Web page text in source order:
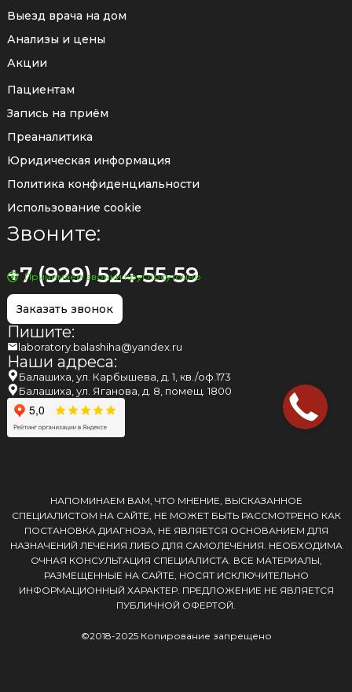
Выезд врача на дом
Анализы и цены
Акции
Пациентам
Запись на приём
Преаналитика
Юридическая информация
Политика конфиденциальности
Использование cookie
Звоните:
+7 (929) 524-55-59
Принимаем звонки круглосуточно
Заказать звонок
Пишите:
laboratory.balashiha@yandex.ru
Наши адреса:
Балашиха, ул. Карбышева, д. 1, кв./оф.173
Балашиха, ул. Яганова, д. 8, помещ. 1800
НАПОМИНАЕМ ВАМ, ЧТО МНЕНИЕ, ВЫСКАЗАННОЕ
СПЕЦИАЛИСТОМ НА САЙТЕ, НЕ МОЖЕТ БЫТЬ РАССМОТРЕНО КАК
ПОСТАНОВКА ДИАГНОЗА, НЕ ЯВЛЯЕТСЯ ОСНОВАНИЕМ ДЛЯ
НАЗНАЧЕНИЙ ЛЕЧЕНИЯ ЛИБО ДЛЯ САМОЛЕЧЕНИЯ. НЕОБХОДИМА
ОЧНАЯ КОНСУЛЬТАЦИЯ СПЕЦИАЛИСТА. ВСЕ МАТЕРИАЛЫ,
РАЗМЕЩЕННЫЕ НА САЙТЕ, НОСЯТ ИСКЛЮЧИТЕЛЬНО
ИНФОРМАЦИОННЫЙ ХАРАКТЕР. ПРЕДЛОЖЕНИЕ НЕ ЯВЛЯЕТСЯ
ПУБЛИЧНОЙ ОФЕРТОЙ.
©2018-2025 Копирование запрещено